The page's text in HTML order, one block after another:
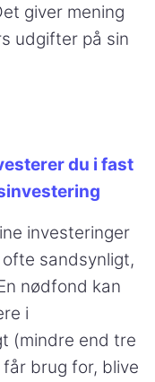
giver mening
udgifter på sin
du i fast
investeringer
sandsynligt,
nødfond kan
i
(mindre end tre
brug for, blive